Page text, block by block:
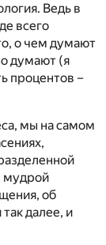
Ведь в
всего
о чем думают
думают (я
процентов –
мы на самом
мудрой
об
далее, и